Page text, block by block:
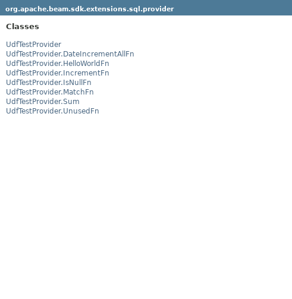
org.apache.beam.sdk.extensions.sql.provider
Classes
UdfTestProvider
UdfTestProvider.DateIncrementAllFn
UdfTestProvider.HelloWorldFn
UdfTestProvider.IncrementFn
UdfTestProvider.IsNullFn
UdfTestProvider.MatchFn
UdfTestProvider.Sum
UdfTestProvider.UnusedFn